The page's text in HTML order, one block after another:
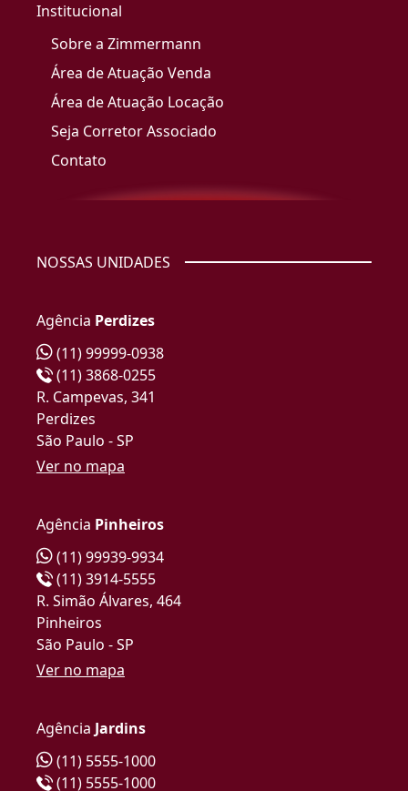
Institucional
Sobre a Zimmermann
Área de Atuação Venda
Área de Atuação Locação
Seja Corretor Associado
Contato
NOSSAS UNIDADES
Agência Perdizes
(11) 99999-0938
(11) 3868-0255
R. Campevas, 341
Perdizes
São Paulo - SP
Ver no mapa
Agência Pinheiros
(11) 99939-9934
(11) 3914-5555
R. Simão Álvares, 464
Pinheiros
São Paulo - SP
Ver no mapa
Agência Jardins
(11) 5555-1000
(11) 5555-1000